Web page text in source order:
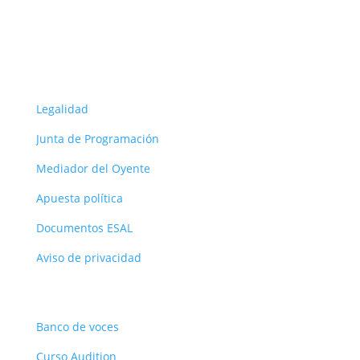
Legalidad
Junta de Programación
Mediador del Oyente
Apuesta política
Documentos ESAL
Aviso de privacidad
Banco de voces
Curso Audition